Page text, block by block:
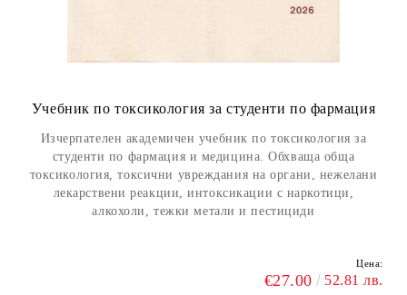
Учебник по токсикология за студенти по фармация
Изчерпателен академичен учебник по токсикология за
студенти по фармация и медицина. Обхваща обща
токсикология, токсични увреждания на органи, нежелани
лекарствени реакции, интоксикации с наркотици,
алкохоли, тежки метали и пестициди
Цена:
€27.00 52.81 лв.